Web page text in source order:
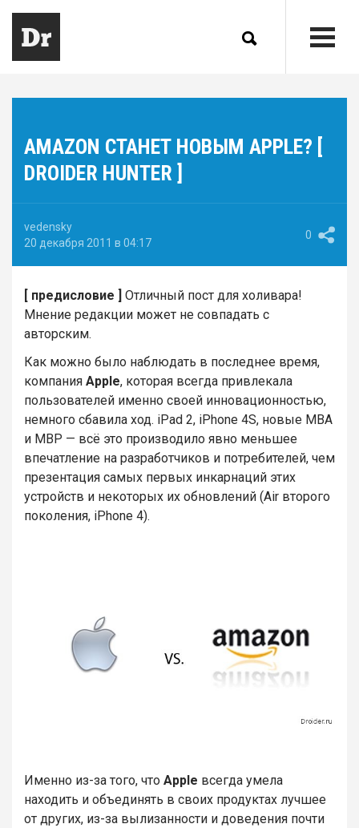
AMAZON СТАНЕТ НОВЫМ APPLE? [
DROIDER HUNTER ]
vedensky
20 декабря 2011 в 04:17
0
[ предисловие ] Отличный пост для холивара!
Мнение редакции может не совпадать с
авторским.
Как можно было наблюдать в последнее время,
компания Apple, которая всегда привлекала
пользователей именно своей инновационностью,
немного сбавила ход. iPad 2, iPhone 4S, новые MBA
и MBP — всё это производило явно меньшее
впечатление на разработчиков и потребителей, чем
презентация самых первых инкарнаций этих
устройств и некоторых их обновлений (Air второго
поколения, iPhone 4).
Именно из-за того, что Apple всегда умела
находить и объединять в своих продуктах лучшее
от других, из-за вылизанности и доведения почти